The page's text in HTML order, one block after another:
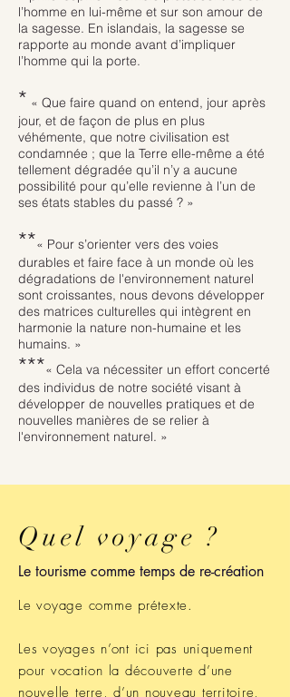
l’homme en lui-même et sur son amour de
la sagesse. En islandais, la sagesse se
rapporte au monde avant d’impliquer
l’homme qui la porte.
* « Que faire quand on entend, jour après
jour, et de façon de plus en plus
véhémente, que notre civilisation est
condamnée ; que la Terre elle-même a été
tellement dégradée qu’il n’y a aucune
possibilité pour qu’elle revienne à l’un de
ses états stables du passé ? »
**« Pour s’orienter vers des voies
durables et faire face à un monde où les
dégradations de l'environnement naturel
sont croissantes, nous devons développer
des matrices culturelles qui intègrent en
harmonie la nature non-humaine et les
humains. »
***« Cela va nécessiter un effort concerté
des individus de notre société visant à
développer de nouvelles pratiques et de
nouvelles manières de se relier à
l'environnement naturel. »
Quel voyage ?
Le tourisme comme temps de re-création
Le voyage comme prétexte.
Les voyages n’ont ici pas uniquement
pour vocation la découverte d’une
nouvelle terre, d’un nouveau territoire,